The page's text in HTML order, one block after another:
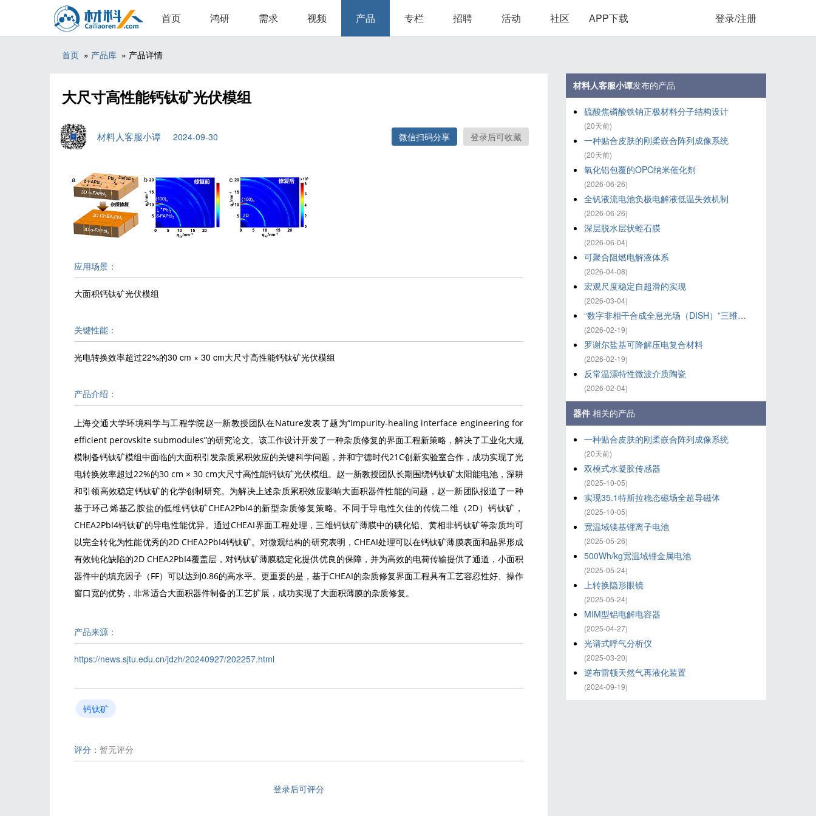
首页 鸿研 需求 视频 产品 专栏 招聘 活动 社区 APP下载 登录/注册
首页 » 产品库 » 产品详情
大尺寸高性能钙钛矿光伏模组
材料人客服小谭 2024-09-30 微信扫码分享 登录后可收藏
应用场景：
大面积钙钛矿光伏模组
关键性能：
光电转换效率超过22%的30 cm × 30 cm大尺寸高性能钙钛矿光伏模组
产品介绍：
上海交通大学环境科学与工程学院赵一新教授团队在Nature发表了题为“Impurity-healing interface engineering for
efficient perovskite submodules”的研究论文。该工作设计开发了一种杂质修复的界面工程新策略，解决了工业化大规
模制备钙钛矿模组中面临的大面积引发杂质累积效应的关键科学问题，并和宁德时代21C创新实验室合作，成功实现了光
电转换效率超过22%的30 cm × 30 cm大尺寸高性能钙钛矿光伏模组。赵一新教授团队长期围绕钙钛矿太阳能电池，深耕
和引领高效稳定钙钛矿的化学创制研究。为解决上述杂质累积效应影响大面积器件性能的问题，赵一新团队报道了一种
基于环己烯基乙胺盐的低维钙钛矿CHEA2PbI4的新型杂质修复策略。不同于导电性欠佳的传统二维（2D）钙钛矿，
CHEA2PbI4钙钛矿的导电性能优异。通过CHEAI界面工程处理，三维钙钛矿薄膜中的碘化铅、黄相非钙钛矿等杂质均可
以完全转化为性能优秀的2D CHEA2PbI4钙钛矿。对微观结构的研究表明，CHEAI处理可以在钙钛矿薄膜表面和晶界形成
有效钝化缺陷的2D CHEA2PbI4覆盖层，对钙钛矿薄膜稳定化提供优良的保障，并为高效的电荷传输提供了通道，小面积
器件中的填充因子（FF）可以达到0.86的高水平。更重要的是，基于CHEAI的杂质修复界面工程具有工艺容忍性好、操作
窗口宽的优势，非常适合大面积器件制备的工艺扩展，成功实现了大面积薄膜的杂质修复。
产品来源：
https://news.sjtu.edu.cn/jdzh/20240927/202257.html
钙钛矿
评分： 暂无评分
登录后可评分
材料人客服小谭发布的产品
硫酸焦磷酸铁钠正极材料分子结构设计
(20天前)
一种贴合皮肤的刚柔嵌合阵列成像系统
(20天前)
氧化铝‌包覆的OPC纳米催化剂
(2026-06-26)
全钒液流电池负极电解液低温失效机制
(2026-06-26)
深层脱水层状蛭石膜
(2026-06-04)
可聚合阻燃电解液体系
(2026-04-08)
宏观尺度稳定自超滑的实现
(2026-03-04)
“数字非相干合成全息光场（DISH）”三维打印技术
(2026-02-19)
罗谢尔盐基可降解压电复合材料
(2026-02-19)
反常温漂特性微波介质陶瓷
(2026-02-04)
器件 相关的产品
一种贴合皮肤的刚柔嵌合阵列成像系统
(20天前)
双模式水凝胶传感器
(2025-10-05)
实现35.1特斯拉稳态磁场全超导磁体
(2025-10-05)
宽温域镁基锂离子电池
(2025-05-26)
500Wh/kg宽温域锂金属电池
(2025-05-24)
上转换隐形眼镜
(2025-05-24)
MIM型铝电解电容器
(2025-04-27)
光谱式呼气分析仪
(2025-03-20)
逆布雷顿天然气再液化装置
(2024-09-19)